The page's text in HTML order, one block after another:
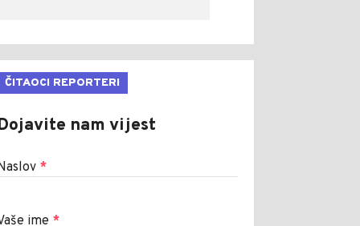
ČITAOCI REPORTERI
nam vijest
*
ime *